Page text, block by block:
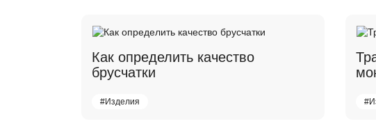
Как определить качество
брусчатки
#Изделия